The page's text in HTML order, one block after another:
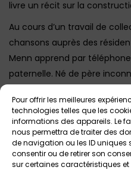
Pour offrir les meilleures
technologies telles que les
informations des appareils. Le
nous permettra de traiter des
de navigation ou les ID uniques
consentir ou de retirer son
sur certaines caractéristiques
livre un récit sur la
Au cours d’un travail de
chansons auprès des
Menn apprend par
paternelle. Né de père
sa culture d’abord :
répertoire oral traditionnel
intime et pourtant si
fascinant voyage intérieur.